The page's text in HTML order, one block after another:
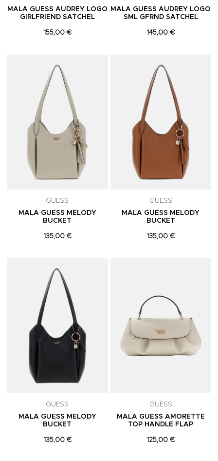
MALA GUESS AUDREY LOGO
GIRLFRIEND SATCHEL
155,00 €
MALA GUESS AUDREY LOGO
SML GFRND SATCHEL
145,00 €
GUESS
MALA GUESS MELODY
BUCKET
135,00 €
GUESS
MALA GUESS MELODY
BUCKET
135,00 €
GUESS
MALA GUESS MELODY
BUCKET
135,00 €
GUESS
MALA GUESS AMORETTE
TOP HANDLE FLAP
125,00 €